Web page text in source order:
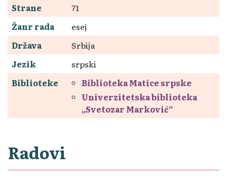
Strane
71
Žanr rada
esej
Država
Srbija
Jezik
srpski
Biblioteke
Biblioteka Matice srpske
Univerzitetska biblioteka
„Svetozar Marković“
Radovi